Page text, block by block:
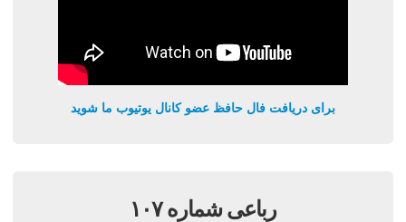
برای دریافت فال حافظ عضو کانال یوتیوب ما شوید
رباعی شماره ۱۰۷